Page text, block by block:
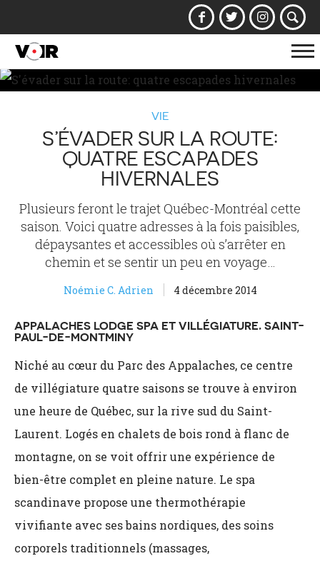
la
VIE
S’ÉVADER SUR LA ROUTE:
QUATRE ESCAPADES
HIVERNALES
Plusieurs feront le trajet Québec-Montréal cette
saison. Voici quatre adresses à la fois paisibles,
dépaysantes et accessibles où s’arrêter en
chemin et se sentir un peu en voyage…
Noémie C. Adrien 4 décembre 2014
APPALACHES LODGE SPA ET VILLÉGIATURE, SAINT-
PAUL-DE-MONTMINY
Niché au cœur du Parc des Appalaches, ce centre
de villégiature quatre saisons se trouve à environ
une heure de Québec, sur la rive sud du Saint-
Laurent. Logés en chalets de bois rond à flanc de
montagne, on se voit offrir une expérience de
bien-être complet en pleine nature. Le spa
scandinave propose une thermothérapie
vivifiante avec ses bains nordiques, des soins
corporels traditionnels (massages,